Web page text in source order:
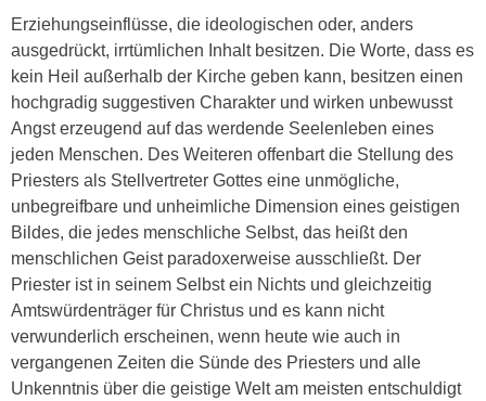
Erziehungseinflüsse, die ideologischen oder, anders
ausgedrückt, irrtümlichen Inhalt besitzen. Die Worte, dass es
kein Heil außerhalb der Kirche geben kann, besitzen einen
hochgradig suggestiven Charakter und wirken unbewusst
Angst erzeugend auf das werdende Seelenleben eines
jeden Menschen. Des Weiteren offenbart die Stellung des
Priesters als Stellvertreter Gottes eine unmögliche,
unbegreifbare und unheimliche Dimension eines geistigen
Bildes, die jedes menschliche Selbst, das heißt den
menschlichen Geist paradoxerweise ausschließt. Der
Priester ist in seinem Selbst ein Nichts und gleichzeitig
Amtswürdenträger für Christus und es kann nicht
verwunderlich erscheinen, wenn heute wie auch in
vergangenen Zeiten die Sünde des Priesters und alle
Unkenntnis über die geistige Welt am meisten entschuldigt